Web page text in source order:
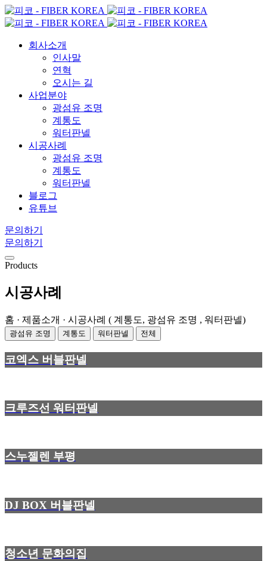
회사소개
인사말
연혁
오시는 길
사업분야
광섬유 조명
계통도
워터판넬
시공사례
광섬유 조명
계통도
워터판넬
블로그
유튜브
문의하기
문의하기
Products
시공사례
홈 · 제품소개 · 시공사례 ( 계통도, 광섬유 조명 , 워터판넬)
광섬유 조명 계통도 워터판넬 전체
코엑스 버블판넬
크루즈선 워터판넬
스누젤렌 부평
DJ BOX 버블판넬
청소년 문화의집